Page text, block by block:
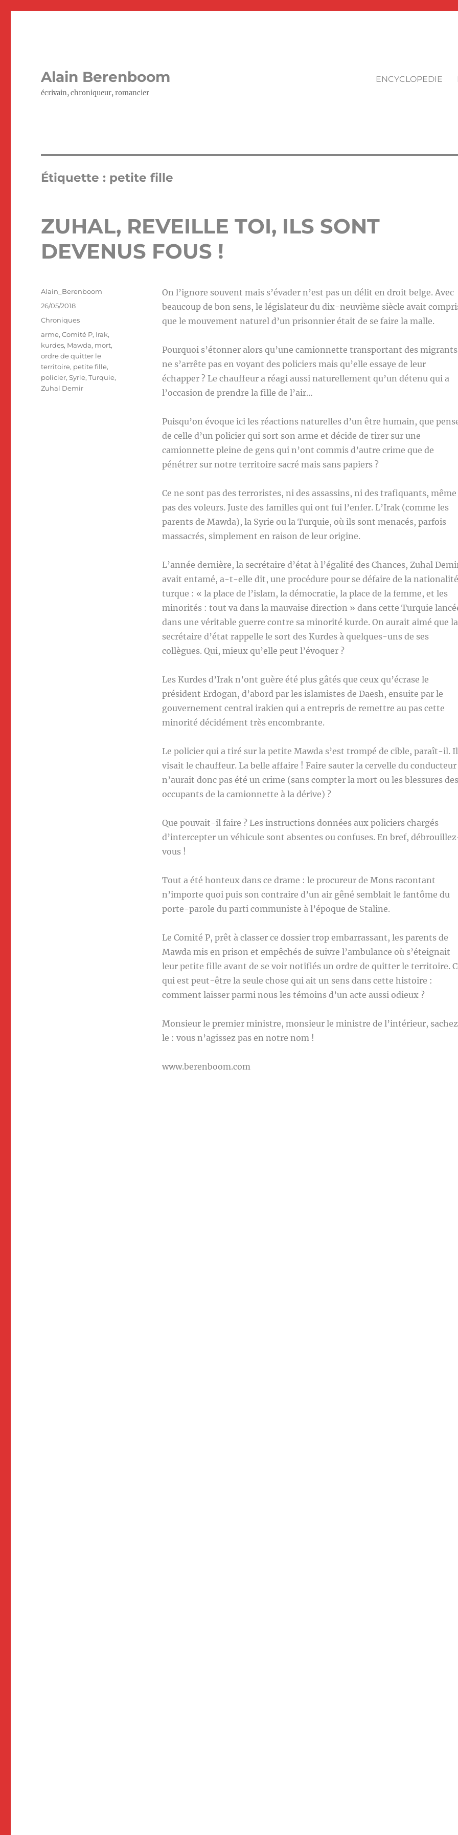
Alain Berenboom
écrivain, chroniqueur, romancier
ENCYCLOPEDIE
Étiquette : petite fille
ZUHAL, REVEILLE TOI, ILS SONT
DEVENUS FOUS !
On l’ignore souvent mais s’évader n’est pas un délit en droit belge. Avec
beaucoup de bon sens, le législateur du dix-neuvième siècle avait
que le mouvement naturel d’un prisonnier était de se faire la malle.
Pourquoi s’étonner alors qu’une camionnette transportant des migrants
ne s’arrête pas en voyant des policiers mais qu’elle essaye de leur
échapper ? Le chauffeur a réagi aussi naturellement qu’un détenu qui a
l’occasion de prendre la fille de l’air…
Puisqu’on évoque ici les réactions naturelles d’un être humain, que
de celle d’un policier qui sort son arme et décide de tirer sur une
camionnette pleine de gens qui n’ont commis d’autre crime que de
pénétrer sur notre territoire sacré mais sans papiers ?
Ce ne sont pas des terroristes, ni des assassins, ni des trafiquants, même
pas des voleurs. Juste des familles qui ont fui l’enfer. L’Irak (comme les
parents de Mawda), la Syrie ou la Turquie, où ils sont menacés, parfois
massacrés, simplement en raison de leur origine.
L’année dernière, la secrétaire d’état à l’égalité des Chances, Zuhal
avait entamé, a-t-elle dit, une procédure pour se défaire de la nationalité
turque : « la place de l’islam, la démocratie, la place de la femme, et les
minorités : tout va dans la mauvaise direction » dans cette Turquie
dans une véritable guerre contre sa minorité kurde. On aurait aimé que la
secrétaire d’état rappelle le sort des Kurdes à quelques-uns de ses
collègues. Qui, mieux qu’elle peut l’évoquer ?
Les Kurdes d’Irak n’ont guère été plus gâtés que ceux qu’écrase le
président Erdogan, d’abord par les islamistes de Daesh, ensuite par le
gouvernement central irakien qui a entrepris de remettre au pas cette
minorité décidément très encombrante.
Le policier qui a tiré sur la petite Mawda s’est trompé de cible, paraît-il. Il
visait le chauffeur. La belle affaire ! Faire sauter la cervelle du conducteur
n’aurait donc pas été un crime (sans compter la mort ou les blessures des
occupants de la camionnette à la dérive) ?
Que pouvait-il faire ? Les instructions données aux policiers chargés
d’intercepter un véhicule sont absentes ou confuses. En bref,
vous !
Tout a été honteux dans ce drame : le procureur de Mons racontant
n’importe quoi puis son contraire d’un air gêné semblait le fantôme du
porte-parole du parti communiste à l’époque de Staline.
Le Comité P, prêt à classer ce dossier trop embarrassant, les parents de
Mawda mis en prison et empêchés de suivre l’ambulance où s’éteignait
leur petite fille avant de se voir notifiés un ordre de quitter le territoire.
qui est peut-être la seule chose qui ait un sens dans cette histoire :
comment laisser parmi nous les témoins d’un acte aussi odieux ?
Monsieur le premier ministre, monsieur le ministre de l’intérieur,
le : vous n’agissez pas en notre nom !
www.berenboom.com
Auteur
Alain_Berenboom
Publié
le
26/05/2018
Catégories
Chroniques
Étiquettes
arme,Comité P, Irak,
kurdes, Mawda, mort,
ordre de quitter le
territoire, petite fille,
policier,Syrie,Turquie,
Zuhal Demir